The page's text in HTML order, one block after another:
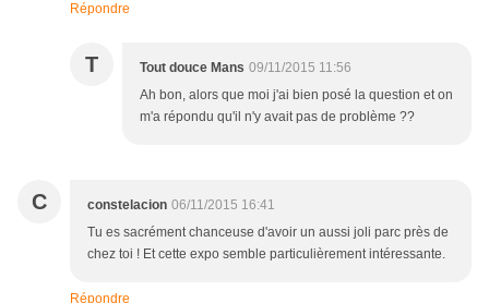
Répondre
T Tout douce Mans 09/11/2015 11:56
Ah bon, alors que moi j'ai bien posé la question et on
m'a répondu qu'il n'y avait pas de problème ??
C constelacion 06/11/2015 16:41
Tu es sacrément chanceuse d'avoir un aussi joli parc près de
chez toi ! Et cette expo semble particulièrement intéressante.
Répondre